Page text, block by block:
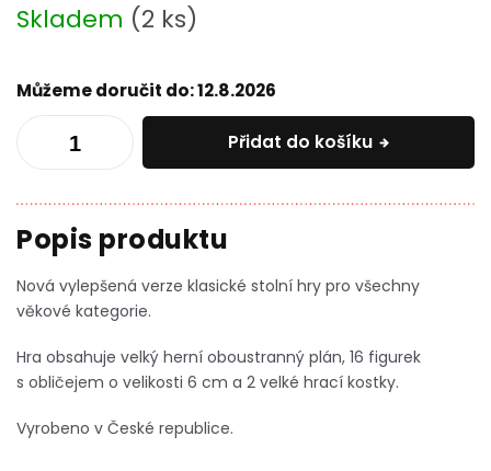
Měrná
cena:
Skladem (2 ks)
Můžeme doručit do:12.8.2026
Přidat do košíku
Nová vylepšená verze klasické stolní hry pro všechny
věkové kategorie.
Hra obsahuje velký herní oboustranný plán, 16 figurek
s obličejem o velikosti 6 cm a 2 velké hrací kostky.
Vyrobeno v České republice.